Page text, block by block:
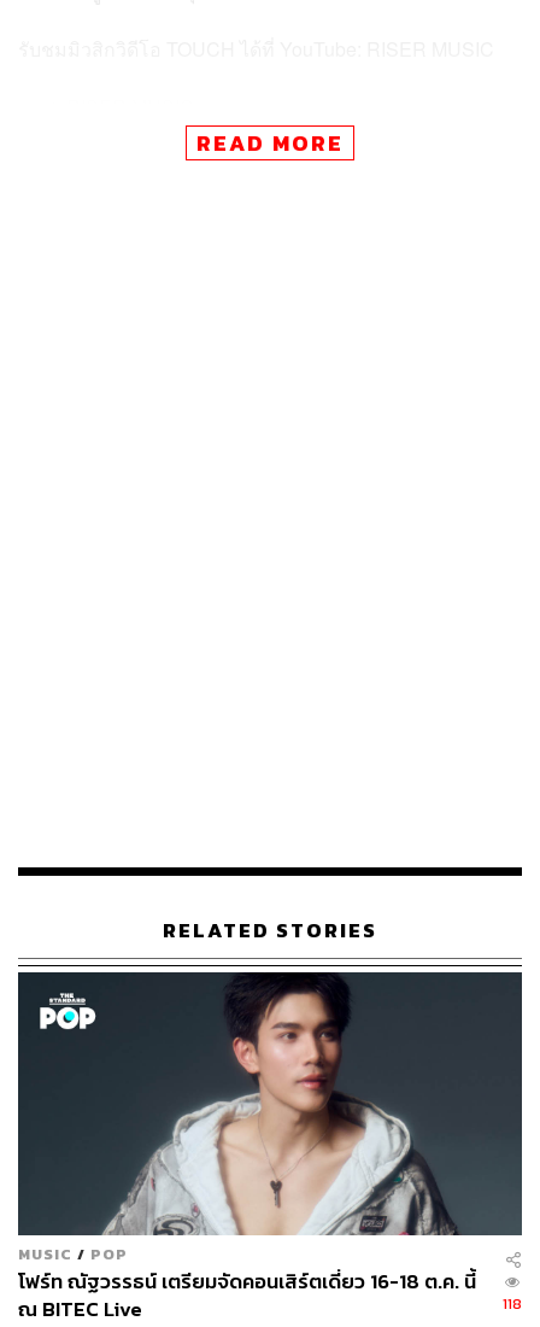
อู๋-ธนบูรณ์ เกียรตินิรันดร์ ศิลปิน
Hip hop
READ MORE
RELATED STORIES
MUSIC / POP
โฟร์ท ณัฐวรรธน์ เตรียมจัดคอนเสิร์ตเดี่ยว 16-18 ต.ค. นี้
ณ BITEC Live
118